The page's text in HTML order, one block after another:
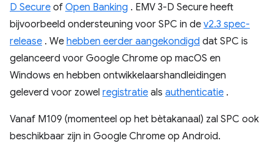
D Secure of Open Banking . EMV 3-D Secure heeft
bijvoorbeeld ondersteuning voor SPC in de v2.3 spec-
release . We hebben eerder aangekondigd dat SPC is
gelanceerd voor Google Chrome op macOS en
Windows en hebben ontwikkelaarshandleidingen
geleverd voor zowel registratie als authenticatie .
Vanaf M109 (momenteel op het bètakanaal) zal SPC ook
beschikbaar zijn in Google Chrome op Android.